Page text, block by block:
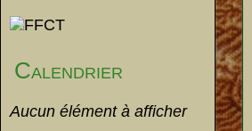
Calendrier
Aucun élément à afficher